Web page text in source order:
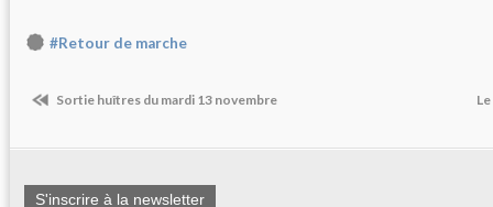
#Retour de marche
Sortie huîtres du mardi 13 novembre
S'inscrire à la newsletter